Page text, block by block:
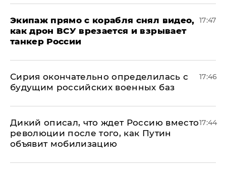
Экипаж прямо с корабля снял видео,
как дрон ВСУ врезается и взрывает
танкер России
17:47
Сирия окончательно определилась с
будущим российских военных баз
17:46
Дикий описал, что ждет Россию вместо
революции после того, как Путин
объявит мобилизацию
17:44